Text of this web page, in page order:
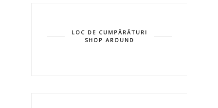
LOC DE CUMPĂRĂTURI
SHOP AROUND